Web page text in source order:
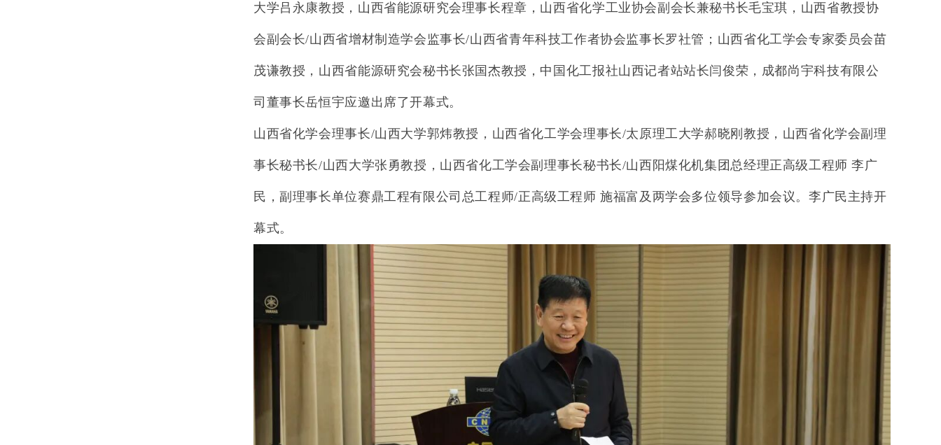
大学吕永康教授， 山西省能源研究会理事长程章，山西省化学工业协会副会长兼秘书长毛宝琪， 山西省教授协
会副会长/山西省增材制造学会监事长/山西省青年科技工作者协会监事长罗社管；山西省化工学会专家委员会苗
茂谦教授，山西省能源研究会秘书长张国杰教授，中国化工报社山西记者站站长闫俊荣，成都尚宇科技有限公
司董事长岳恒宇应邀出席了开幕式。
山西省化学会理事长/山西大学郭炜教授，山西省化工学会理事长/太原理工大学郝晓刚教授，山西省化学会副理
事长秘书长/山西大学张勇教授， 山西省化工学会副理事长秘书长/山西阳煤化机集团总经理正高级工程师 李广
民，副理事长单位赛鼎工程有限公司总工程师/正高级工程师 施福富及两学会多位领导参加会议。李广民主持开
幕式。